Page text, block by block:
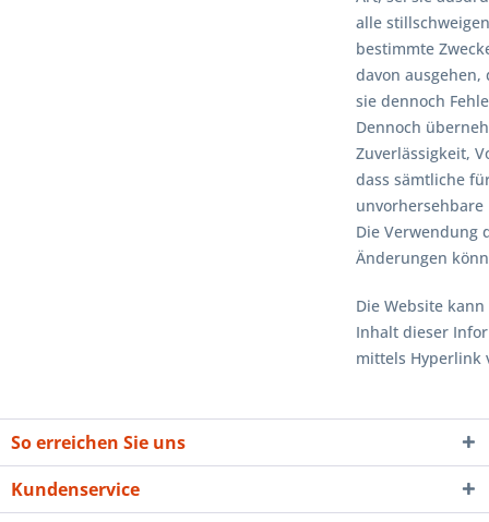
alle
bestimmte
davon
sie dennoch
Dennoch
Zuverlässigkeit,
dass sämtliche
Die Verwendung
Änderungen
Die Website
Inhalt dieser
mittels Hyperlink
So erreichen Sie uns
Kundenservice